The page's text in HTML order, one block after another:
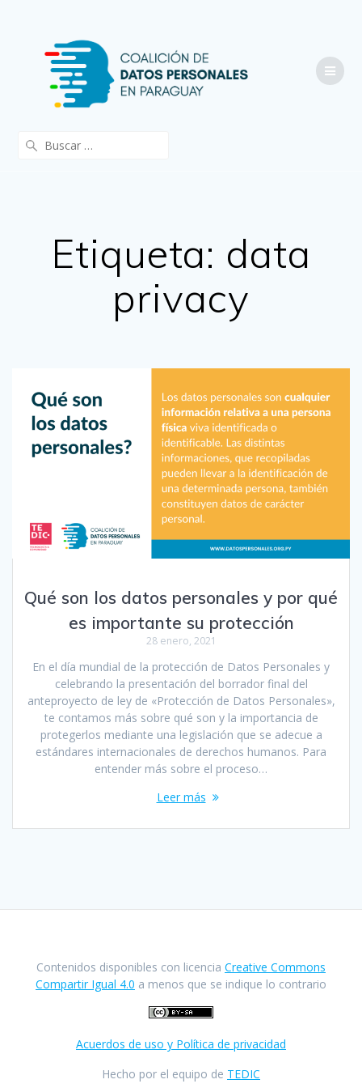
Buscar:
Etiqueta: data
privacy
Qué son los datos personales y por qué
es importante su protección
28 enero, 2021
En el día mundial de la protección de Datos Personales y
celebrando la presentación del borrador final del
anteproyecto de ley de «Protección de Datos Personales»,
te contamos más sobre qué son y la importancia de
protegerlos mediante una legislación que se adecue a
estándares internacionales de derechos humanos. Para
entender más sobre el proceso…
Leer más
Contenidos disponibles con licencia Creative Commons
Compartir Igual 4.0 a menos que se indique lo contrario
Acuerdos de uso y Política de privacidad
Hecho por el equipo de TEDIC